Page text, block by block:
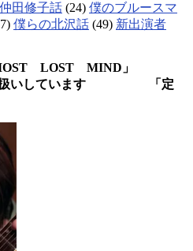
仲田修子話 (24) 僕のブルースマ
僕らの北沢話 (49) 新出演者
LOST MIND」
り扱いしています 「定